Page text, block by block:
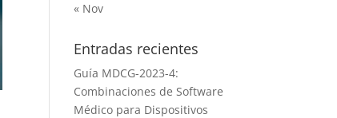
« Nov
Entradas recientes
Guía MDCG-2023-4:
Combinaciones de Software
Médico para Dispositivos